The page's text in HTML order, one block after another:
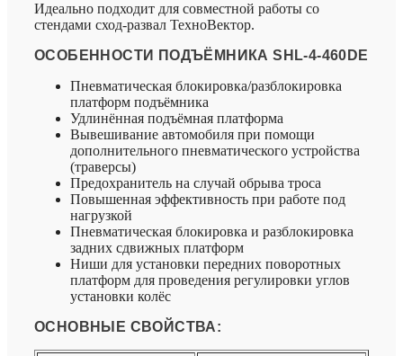
Идеально подходит для совместной работы со
стендами сход-развал ТехноВектор.
ОСОБЕННОСТИ ПОДЪЁМНИКА SHL-4-460DE
Пневматическая блокировка/разблокировка
платформ подъёмника
Удлинённая подъёмная платформа
Вывешивание автомобиля при помощи
дополнительного пневматического устройства
(траверсы)
Предохранитель на случай обрыва троса
Повышенная эффективность при работе под
нагрузкой
Пневматическая блокировка и разблокировка
задних сдвижных платформ
Ниши для установки передних поворотных
платформ для проведения регулировки углов
установки колёс
ОСНОВНЫЕ СВОЙСТВА: